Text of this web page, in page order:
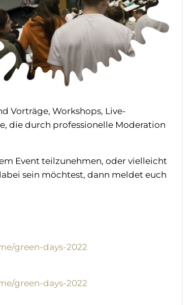
Vorträge, Workshops, Live-
die durch professionelle Moderation
Event teilzunehmen, oder vielleicht
sein möchtest, dann meldet euch
green-days-2022
green-days-2022